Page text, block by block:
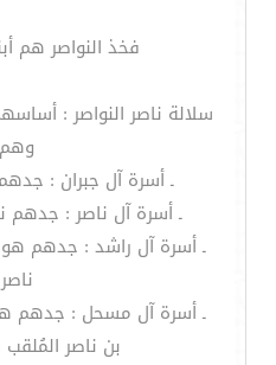
فخذ النواصر هم
سلالة ناصر النواصر :
ـ أسرة آل جبران :
ـ أسرة آل ناصر : جدهم
ـ أسرة آل راشد : جدهم
ـ أسرة آل مسحل : جدهم
بن ناصر